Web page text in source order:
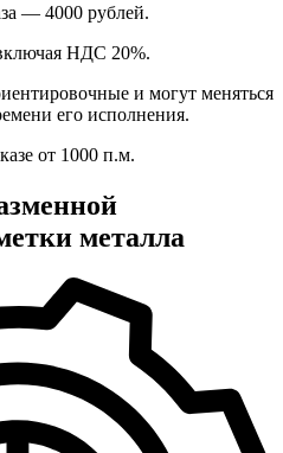
— 4000 рублей.
НДС 20%.
и могут меняться
его исполнения.
от 1000 п.м.
металла